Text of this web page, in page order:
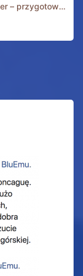
Grossglockner – przygotowania